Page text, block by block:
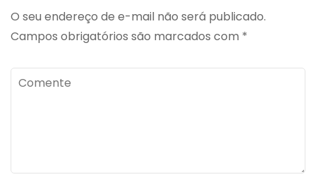
O seu endereço de e-mail não será publicado.
Campos obrigatórios são marcados com *
Comente